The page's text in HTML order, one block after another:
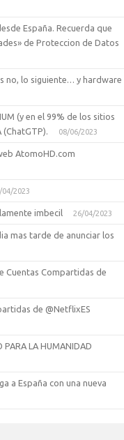
España. Recuerda que
de Proteccion de Datos
no, lo siguiente… y hardware
(y en el 99% de los sitios
08/06/2023
AtomoHD.com
04/2023
imbecil 26/04/2023
mas tarde de anunciar los
Cuentas Compartidas de
de @NetflixES
LA HUMANIDAD
a España con una nueva